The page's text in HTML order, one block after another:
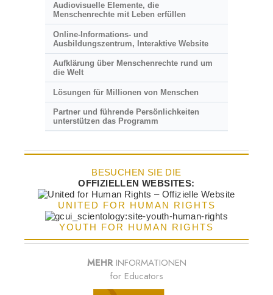
Audiovisuelle Elemente, die
Menschenrechte mit Leben erfüllen
Online-Informations- und
Ausbildungszentrum, Interaktive Website
Aufklärung über Menschenrechte rund um
die Welt
Lösungen für Millionen von Menschen
Partner und führende Persönlichkeiten
unterstützen das Programm
BESUCHEN SIE DIE
OFFIZIELLEN WEBSITES:
UNITED FOR HUMAN RIGHTS
YOUTH FOR HUMAN RIGHTS
MEHR INFORMATIONEN
for Educators